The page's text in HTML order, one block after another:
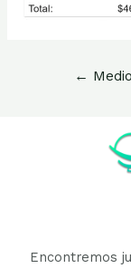
Navegación
←
Encontremos